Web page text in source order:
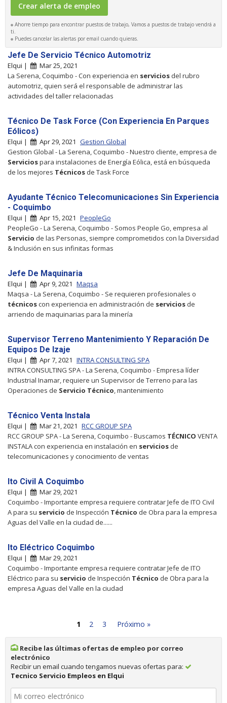
Ahorre tiempo para encontrar puestos de trabajo, Vamos a puestos de trabajo vendrá a
ti.
Puedes cancelar las alertas por email cuando quieras.
Jefe De Servicio Técnico Automotriz
Elqui |
Mar 25, 2021
La Serena, Coquimbo - Con experiencia en servicios del rubro
automotriz, quien será el responsable de administrar las
actividades del taller relacionadas
Técnico De Task Force (Con Experiencia En Parques
Eólicos)
Elqui | Apr 29, 2021 Gestion Global
Gestion Global - La Serena, Coquimbo - Nuestro cliente, empresa de
Serviciospara instalaciones de Energía Eólica, está en búsqueda
de los mejores Técnicos de Task Force
Ayudante Técnico Telecomunicaciones Sin Experiencia
- Coquimbo
Elqui | Apr 15, 2021 PeopleGo
PeopleGo - La Serena, Coquimbo - Somos People Go, empresa al
Servicio de las Personas, siempre comprometidos con la Diversidad
& Inclusión en sus infinitas formas
Jefe De Maquinaria
Elqui | Apr 9, 2021 Maqsa
Maqsa - La Serena, Coquimbo - Se requieren profesionales o
técnicoscon experiencia en administración de servicios de
arriendo de maquinarias para la minería
Supervisor Terreno Mantenimiento Y Reparación De
Equipos De Izaje
Elqui | Apr 7, 2021 INTRA CONSULTING SPA
INTRA CONSULTING SPA - La Serena, Coquimbo - Empresa líder
Industrial Inamar, requiere un Supervisor de Terreno para las
Operaciones de Servicio Técnico , mantenimiento
Técnico Venta Instala
Elqui | Mar 21, 2021 RCC GROUP SPA
RCC GROUP SPA - La Serena, Coquimbo - Buscamos TÉCNICO VENTA
INSTALA con experiencia en instalación en servicios de
telecomunicaciones y conocimiento de ventas
Ito Civil A Coquimbo
Elqui |
Mar 29, 2021
Coquimbo - Importante empresa requiere contratar Jefe de ITO Civil
A para su servicio de Inspección Técnico de Obra para la empresa
Aguas del Valle en la ciudad de......
Ito Eléctrico Coquimbo
Elqui |
Mar 29, 2021
Coquimbo - Importante empresa requiere contratar Jefe de ITO
Eléctrico para su servicio de Inspección Técnico de Obra para la
empresa Aguas del Valle en la ciudad
1 2 3 Próximo »
Recibe las últimas ofertas de empleo por correo
electrónico
Recibir un email cuando tengamos nuevas ofertas para:
Tecnico Servicio Empleos en Elqui